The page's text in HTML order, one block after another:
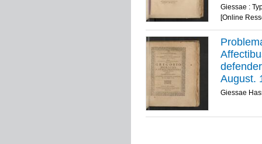
Giessae :
[Online
August.
Giessae